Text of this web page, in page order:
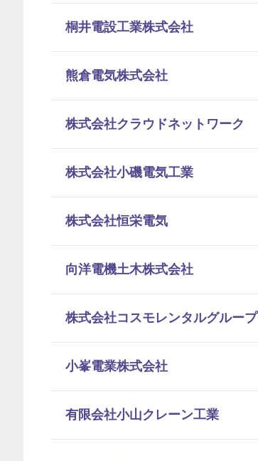
桐井電設工業株式会社
熊倉電気株式会社
株式会社クラウドネットワーク
株式会社小磯電気工業
株式会社恒栄電気
向洋電機土木株式会社
株式会社コスモレンタルグループ
小峯電業株式会社
有限会社小山クレーン工業